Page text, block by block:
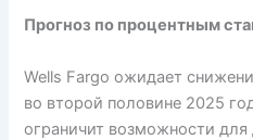
Прогноз по процентным
Wells Fargo ожидает
во второй половине 2025
ограничит возможности